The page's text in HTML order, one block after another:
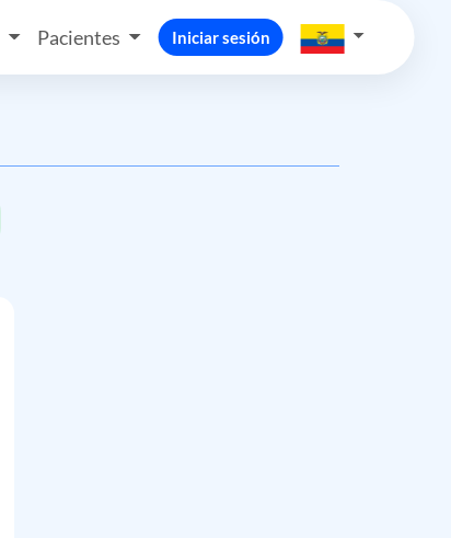
Pacientes Iniciar sesión